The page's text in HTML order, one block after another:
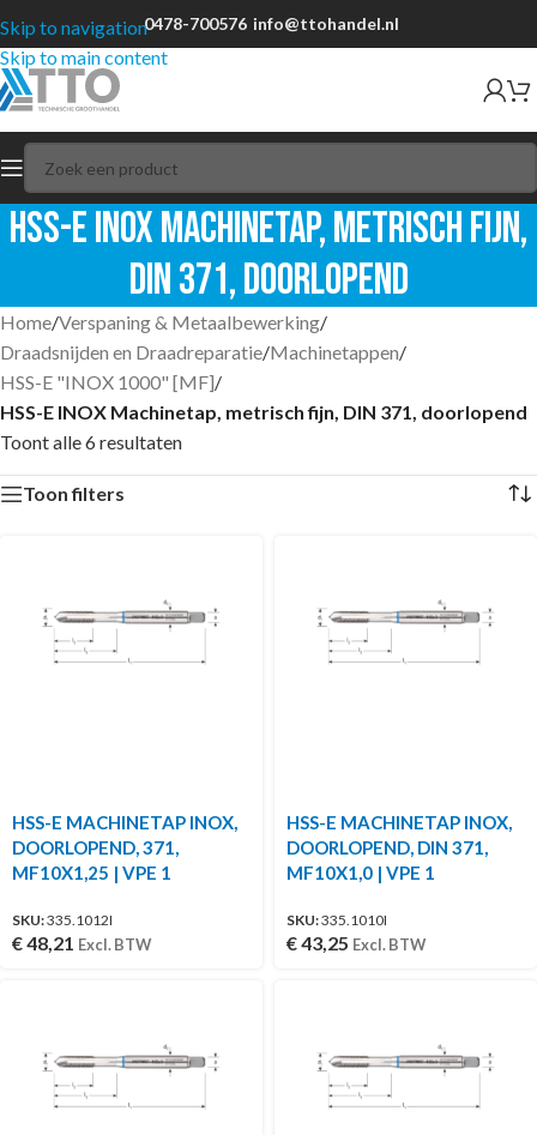
Skip to navigation
Skip to main content
0478-700576 info@ttohandel.nl
HSS-E INOX Machinetap, metrisch fijn,
DIN 371, doorlopend
Home/Verspaning & Metaalbewerking/
Draadsnijden en Draadreparatie/Machinetappen/
HSS-E "INOX 1000" [MF]/
HSS-E INOX Machinetap, metrisch fijn, DIN 371, doorlopend
Toont alle 6 resultaten
Toon filters
HSS-E MACHINETAP INOX,
DOORLOPEND, 371,
MF10X1,25 | VPE 1
SKU:335.1012I
€48,21 Excl. BTW
HSS-E MACHINETAP INOX,
DOORLOPEND, DIN 371,
MF10X1,0 | VPE 1
SKU:335.1010I
€43,25 Excl. BTW